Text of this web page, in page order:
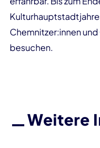
Chemnitzer:innen
besuchen.
Weitere